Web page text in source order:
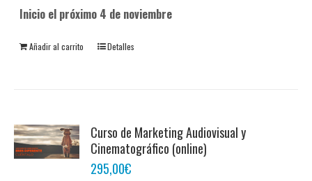
Inicio el próximo 4 de noviembre
Añadir al carrito Detalles
Curso de Marketing Audiovisual y
Cinematográfico (online)
295,00€